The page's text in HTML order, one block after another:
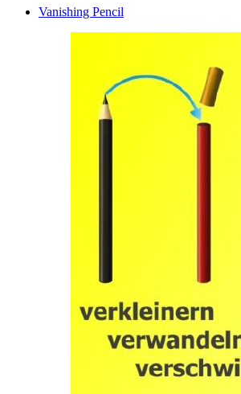
Vanishing Pencil